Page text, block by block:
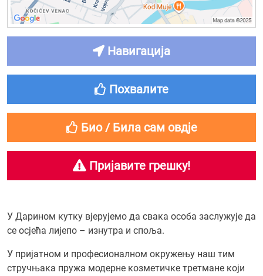
У Дарином кутку вјерујемо да свака особа заслужује да
се осјећа лијепо – изнутра и споља.
У пријатном и професионалном окружењу наш тим
стручњака пружа модерне козметичке третмане који
Навигација
Похвалите
Био / Била сам овдје
Пријавите грешку!